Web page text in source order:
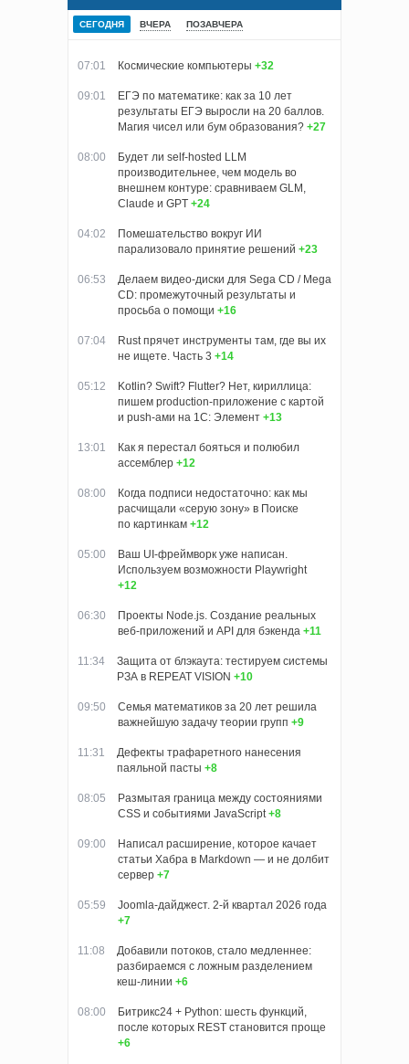
СЕГОДНЯ ВЧЕРА ПОЗАВЧЕРА
07:01 Космические компьютеры +32
09:01
ЕГЭ по математике: как за 10 лет
результаты ЕГЭ выросли на 20 баллов.
Магия чисел или бум образования? +27
08:00
Будет ли self-hosted LLM
производительнее, чем модель во
внешнем контуре: сравниваем GLM,
Claude и GPT +24
04:02
Помешательство вокруг ИИ
парализовало принятие решений +23
06:53
Делаем видео-диски для Sega CD / Mega
CD: промежуточный результаты и
просьба о помощи +16
07:04
Rust прячет инструменты там, где вы их
не ищете. Часть 3 +14
05:12
Kotlin? Swift? Flutter? Нет, кириллица:
пишем production-приложение с картой
и push-ами на 1С: Элемент +13
13:01
Как я перестал бояться и полюбил
ассемблер +12
08:00
Когда подписи недостаточно: как мы
расчищали «серую зону» в Поиске
по картинкам +12
05:00
Ваш UI-фреймворк уже написан.
Используем возможности Playwright
+12
06:30
Проекты Node.js. Создание реальных
веб-приложений и API для бэкенда +11
11:34
Защита от блэкаута: тестируем системы
РЗА в REPEAT VISION +10
09:50
Семья математиков за 20 лет решила
важнейшую задачу теории групп +9
11:31
Дефекты трафаретного нанесения
паяльной пасты +8
08:05
Размытая граница между состояниями
CSS и событиями JavaScript +8
09:00
Написал расширение, которое качает
статьи Хабра в Markdown — и не долбит
сервер +7
05:59
Joomla-дайджест. 2-й квартал 2026 года
+7
11:08
Добавили потоков, стало медленнее:
разбираемся с ложным разделением
кеш‑линии +6
08:00
Битрикс24 + Python: шесть функций,
после которых REST становится проще
+6